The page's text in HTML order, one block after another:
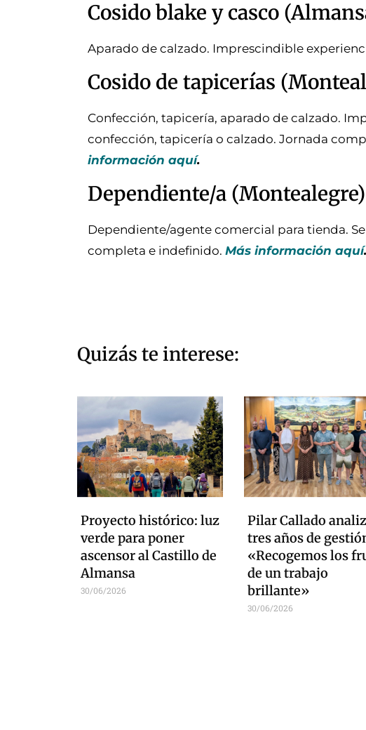
Cosido blake y casco
Aparado de calzado. Imprescindible
Cosido de tapicerías
Confección, tapicería, aparado de calzado.
confección, tapicería o calzado. Jornada
información aquí.
Dependiente/a (Montealegre)
Dependiente/agente comercial para tienda.
completa e indefinido. Más información aquí.
Quizás te interese:
Proyecto histórico: luz
verde para poner
ascensor al Castillo de
Almansa
30/06/2026
Pilar Callado
tres años de
«Recogemos los
de un trabajo
brillante»
30/06/2026